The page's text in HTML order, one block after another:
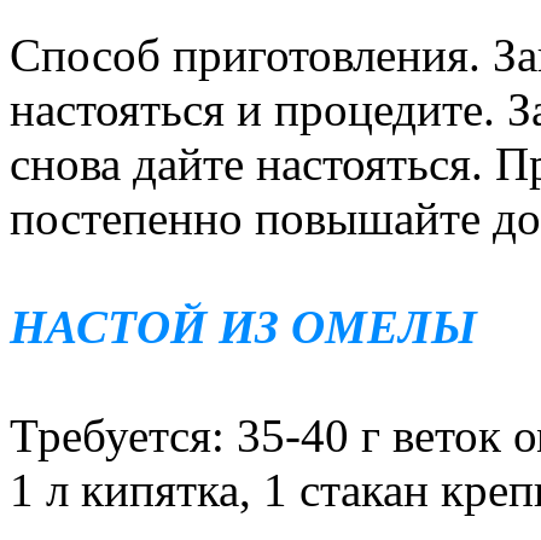
Способ приготовления.
настояться и процедите.
снова дайте настояться.
постепенно повышайте
НАСТОЙ ИЗ ОМЕЛЫ
Требуется: 35-40 г веток
1 л кипятка, 1 стакан